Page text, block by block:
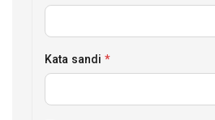
Kata sandi *